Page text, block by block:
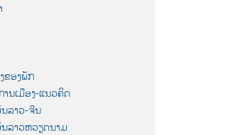
ຂອງພັກ
ານເມືອງ-ແນວຄິດ
ລາວ-ຈີນ
ລາວຫວຽດນາມ